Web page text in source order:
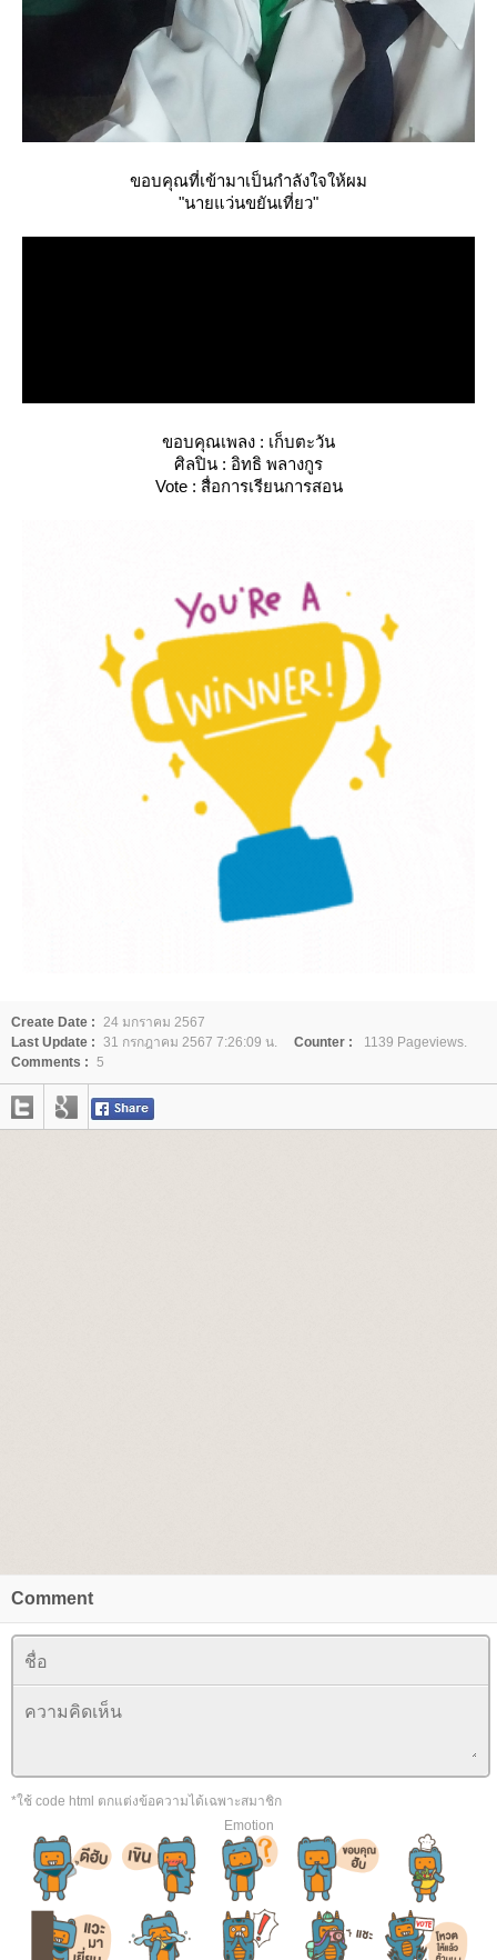
ขอบคุณที่เข้ามาเป็นกำลังใจให้ผม
"นายแว่นขยันเที่ยว"
ขอบคุณเพลง : เก็บตะวัน
ศิลปิน : อิทธิ พลางกูร
Vote : สื่อการเรียนการสอน
Create Date : 24 มกราคม 2567
Last Update : 31 กรกฎาคม 2567 7:26:09 น. Counter :
1139 Pageviews.
Comments : 5
Comment
*ใช้ code html ตกแต่งข้อความได้เฉพาะสมาชิก
Emotion